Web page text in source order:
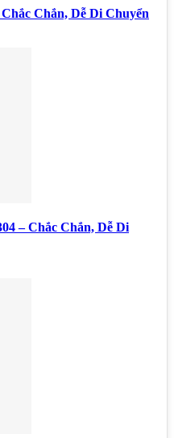
Chắn, Dễ Di Chuyển
– Chắc Chắn, Dễ Di